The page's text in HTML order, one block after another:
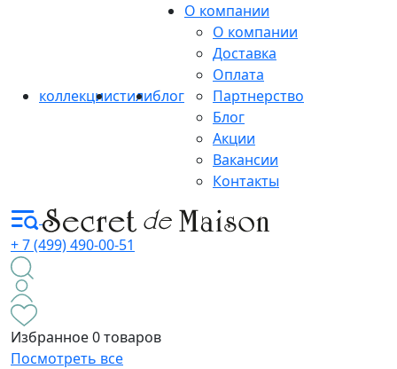
коллекциистилиблог
О компании
О компании
Доставка
Оплата
Партнерство
Блог
Акции
Вакансии
Контакты
+ 7 (499) 490-00-51
Избранное0 товаров
Посмотреть все